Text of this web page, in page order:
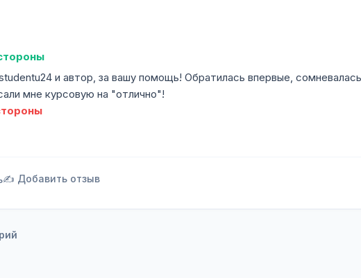
и автор, за вашу помощь! Обратилась впервые,
мне курсовую на "отлично"!
✍️ Добавить отзыв